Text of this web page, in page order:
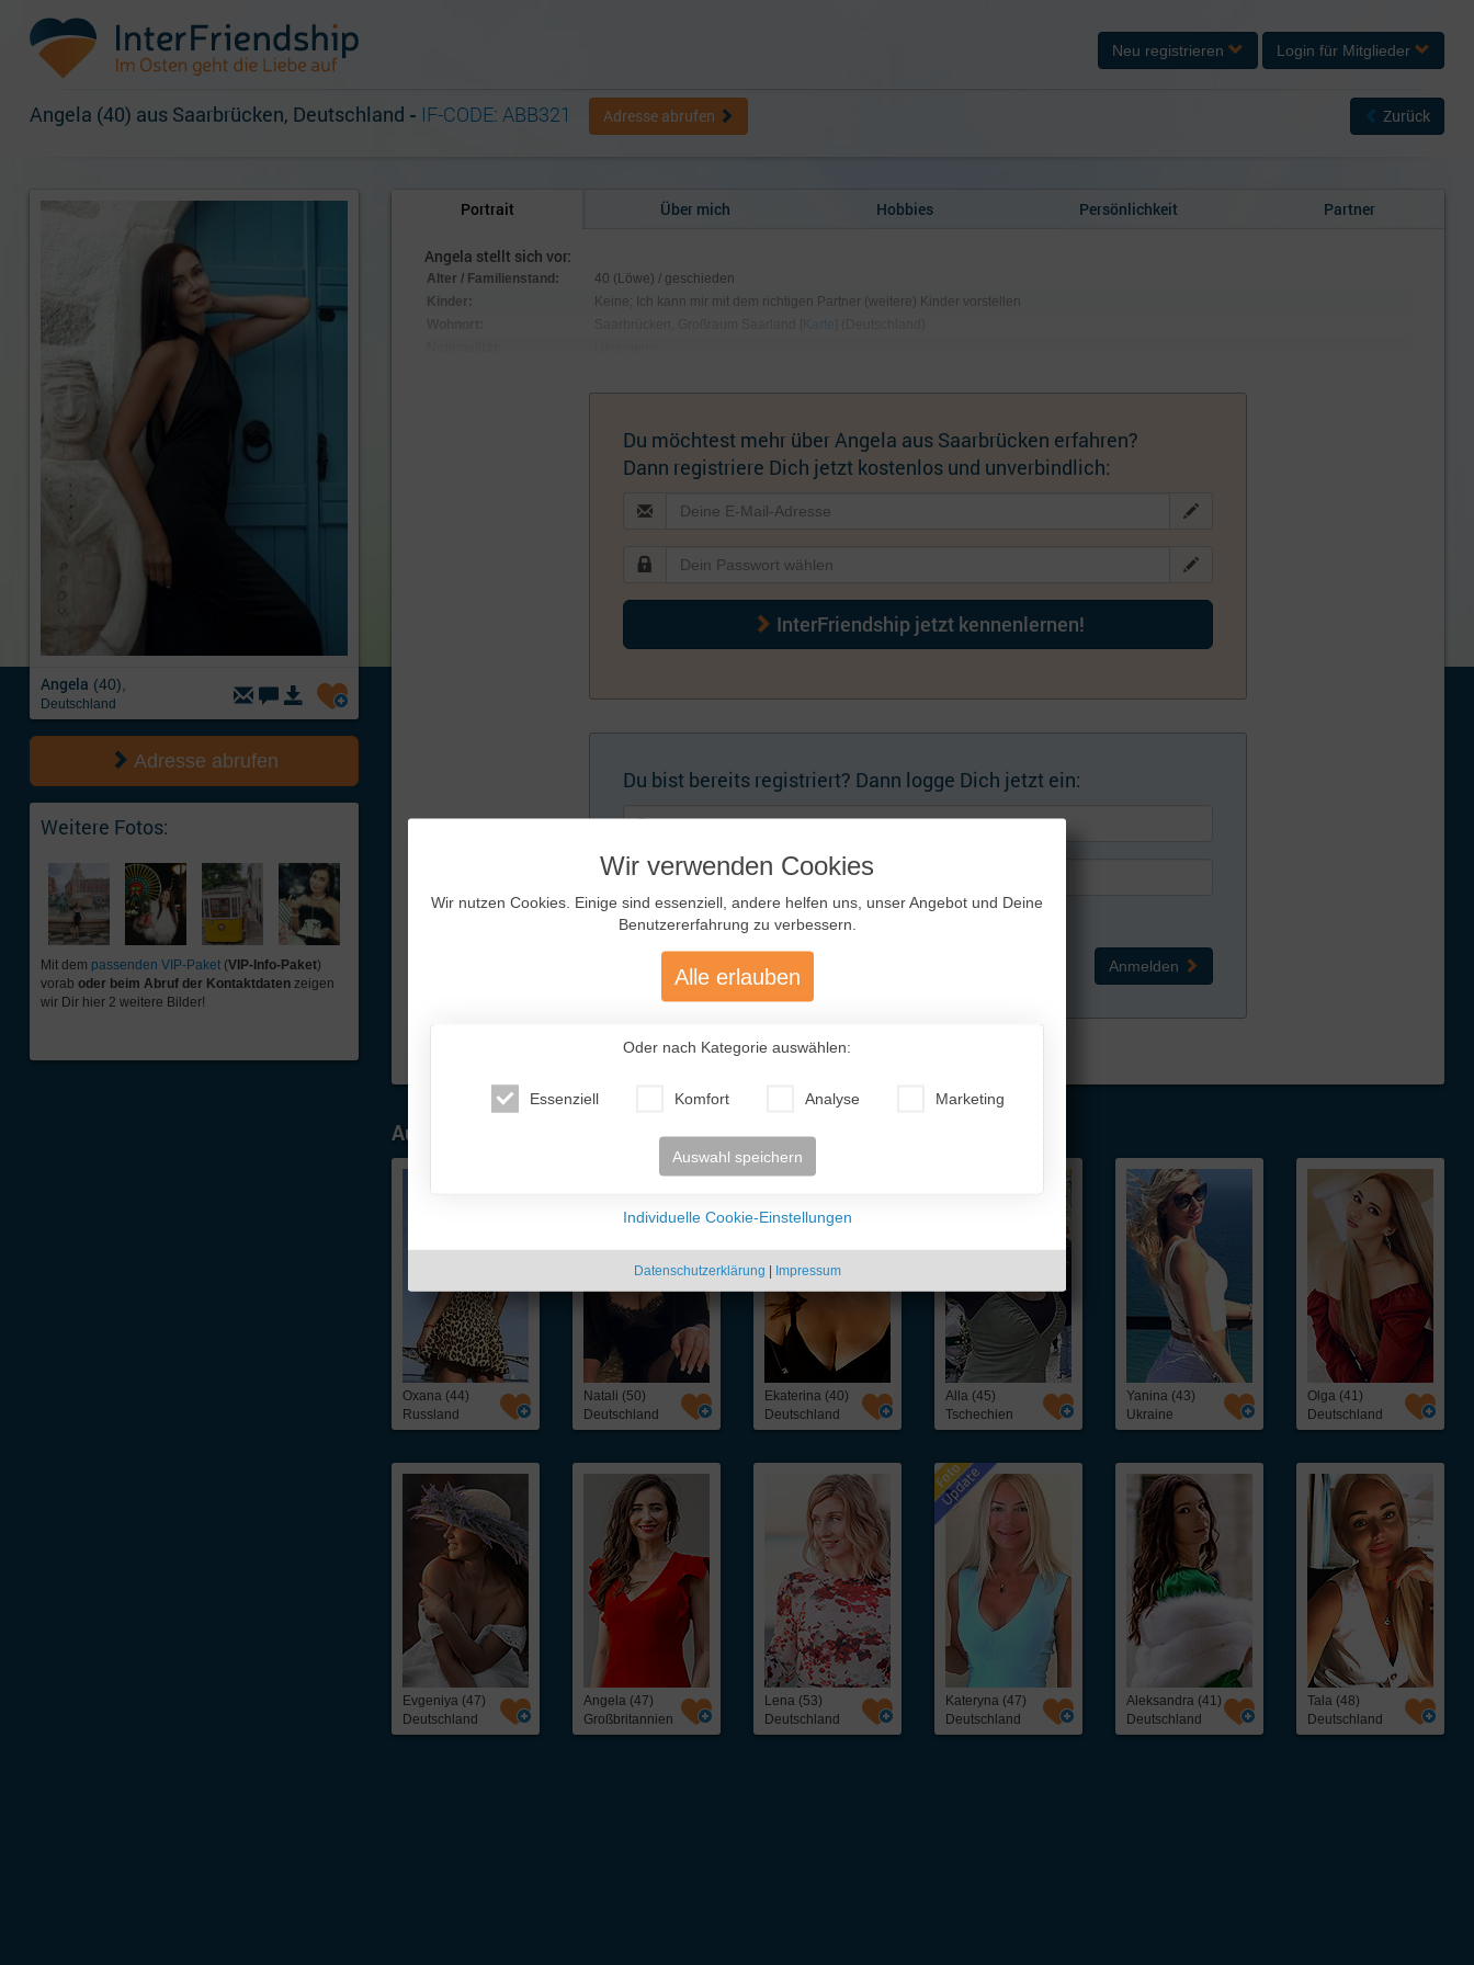
Angela (40),
Deutschland
Adresse abrufen
Weitere Fotos:
Mit dem passenden VIP-Paket (VIP-Info-Paket)
vorab oder beim Abruf der Kontaktdaten zeigen
wir Dir hier 2 weitere Bilder!
Portrait Über mich Hobbies Persönlichkeit Partner
Angela stellt sich vor:
Alter / Familienstand:
40 (Löwe) / geschieden
Kinder:
Keine; Ich kann mir mit dem richtigen Partner (weitere) Kinder vorstellen
Keiner
Du möchtest mehr über Angela aus Saarbrücken erfahren?
Dann registriere Dich jetzt kostenlos und unverbindlich:
InterFriendship jetzt kennenlernen!
Du bist bereits registriert? Dann logge Dich jetzt ein:
Künftig automatisch einloggen
Anmelden
Zugangsdaten
vergessen?
Ausgewählte Traumfrauen - nur für Dich!
Oxana (44)
Russland
Natali (50)
Deutschland
Ekaterina (40)
Deutschland
Alla (45)
Tschechien
Yanina (43)
Ukraine
Olga (41)
Deutschland
Evgeniya (47)
Deutschland
Angela (47)
Großbritannien
Lena (53)
Deutschland
Kateryna (47)
Deutschland
Aleksandra (41)
Deutschland
Tala (48)
Deutschland
Angela (40) aus Saarbrücken, Deutschland - IF-CODE: ABB321 Adresse abrufen Zurück
Neu registrieren Login für Mitglieder
Wir verwenden Cookies
Wir nutzen Cookies. Einige sind essenziell, andere helfen uns, unser Angebot und Deine
Benutzererfahrung zu verbessern.
Alle erlauben
Oder nach Kategorie auswählen:
Essenziell Komfort Analyse Marketing
Auswahl speichern
Individuelle Cookie-Einstellungen
Datenschutzerklärung | Impressum